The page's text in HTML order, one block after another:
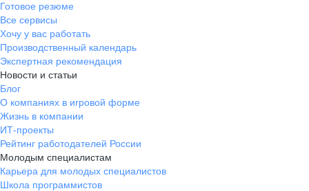
Готовое резюме
Все сервисы
Хочу у вас работать
Производственный календарь
Экспертная рекомендация
Новости и статьи
Блог
О компаниях в игровой форме
Жизнь в компании
ИТ-проекты
Рейтинг работодателей России
Молодым специалистам
Карьера для молодых специалистов
Школа программистов